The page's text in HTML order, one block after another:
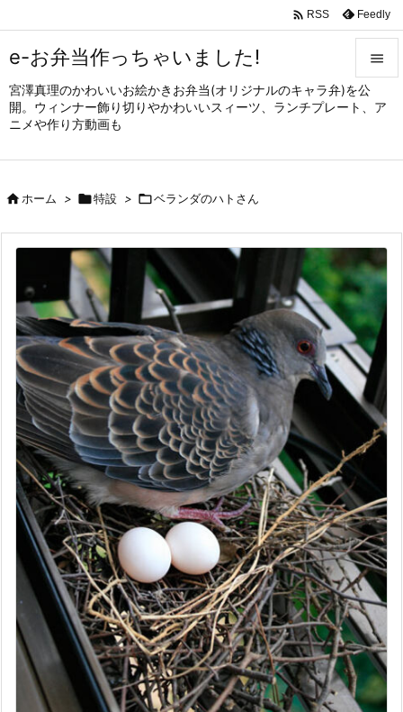
e-お弁当作っちゃいました!
宮澤真理のかわいいお絵かきお弁当(オリジナルのキャラ弁)を公
開。ウィンナー飾り切りやかわいいスィーツ、ランチプレート、ア
ニメや作り方動画も


メニュ
サイド

次へ

 RSS Feedly
ホーム > 特設 > ベランダのハトさん